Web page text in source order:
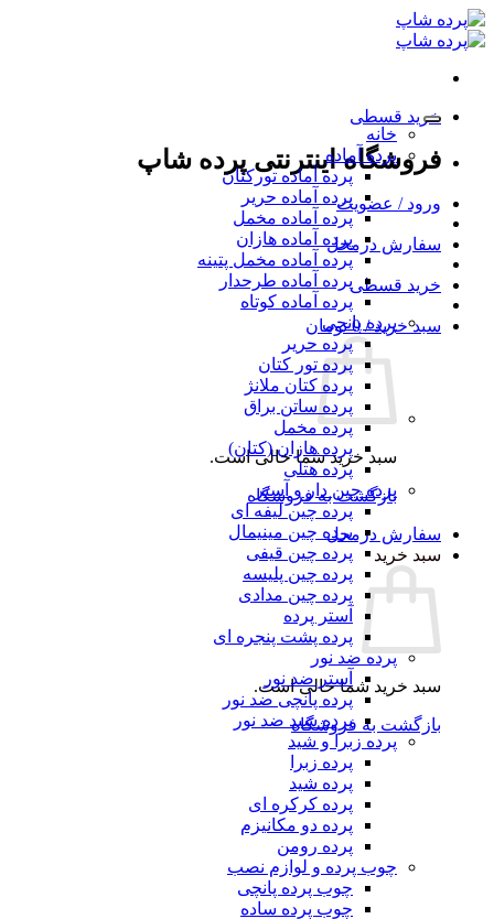
Skip
to
content
خرید قسطی
فروشگاه اینترنتی پرده شاپ
ورود / عضویت
سفارش درمحل
خرید قسطی
سبد خرید /0 تومان
سبد خرید شما خالی است.
بازگشت به فروشگاه
سفارش درمحل
سبد خرید
سبد خرید شما خالی است.
بازگشت به فروشگاه
خانه
پرده آماده
پرده آماده تورکتان
پرده آماده حریر
پرده آماده مخمل
پرده آماده هازان
پرده آماده مخمل پتینه
پرده آماده طرحدار
پرده آماده کوتاه
پرده پانچی
پرده حریر
پرده تور کتان
پرده کتان ملانژ
پرده ساتن براق
پرده مخمل
پرده هازان (کتان)
پرده هتلی
پرده چین دار و آستر
پرده چین لیفه ای
پرده چین مینیمال
پرده چین قیفی
پرده چین پلیسه
پرده چین مدادی
آستر پرده
پرده پشت پنجره ای
پرده ضد نور
آستر ضد نور
پرده پانچی ضد نور
پرده شید ضد نور
پرده زبرا و شید
پرده زبرا
پرده شید
پرده کرکره ای
پرده دو مکانیزم
پرده رومن
چوب پرده و لوازم نصب
چوب پرده پانچی
چوب پرده ساده